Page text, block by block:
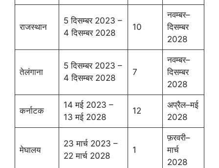
राजस्थान
5 दिसम्बर 2023 –
4 दिसम्बर 2028
10
नवम्बर–
दिसम्बर
2028
तेलंगाना
5 दिसम्बर 2023 –
4 दिसम्बर 2028
7
नवम्बर–
दिसम्बर
2028
कर्नाटक
14 मई 2023 –
13 मई 2028
12
अप्रैल–मई
2028
मेघालय
23 मार्च 2023 –
22 मार्च 2028
1
फ़रवरी–
मार्च
2028